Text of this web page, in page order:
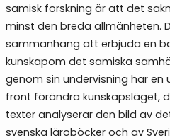
samisk forskning är att det
minst den breda allmänheten.
sammanhang att erbjuda en
kunskapom det samiska
genom sin undervisning har
front förändra kunskapsläget,
texter analyserar den bild av
svenska läroböcker och av